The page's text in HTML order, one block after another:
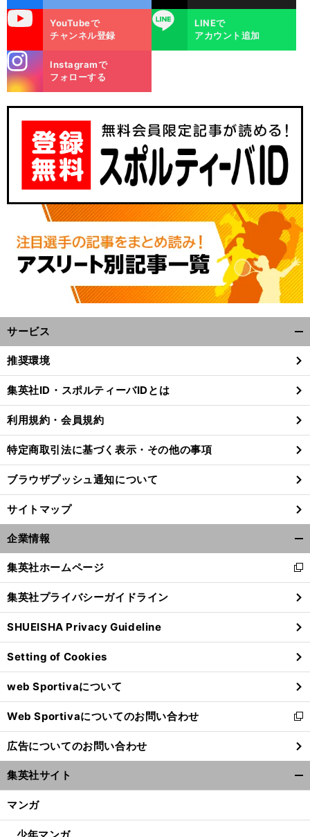
YouTubeで
チャンネル登録
LINE
LINEで
アカウント追加
m
Instagramで
フォローする
サービス
閉
る
推奨環境
集英社ID・スポルティーバIDとは
利用規約・会員規約
特定商取引法に基づく表示・その他の事項
ブラウザプッシュ通知について
サイトマップ
企業情報
閉
る
集英社ホームページ
新
し
い
ウ
ィ
ン
ド
ウ
で
開
く
集英社プライバシーガイドライン
SHUEISHA Privacy Guideline
Setting of Cookies
web Sportivaについて
Web Sportivaについてのお問い合わせ
新
し
い
ウ
ィ
ン
ウ
広告についてのお問い合わせ
集英社サイト
マンガ